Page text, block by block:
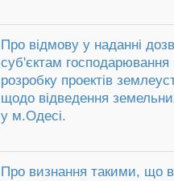
Про відмову у наданні
суб'єктам господарювання
розробку проектів
щодо відведення
у м.Одесі.
Про визнання такими, що